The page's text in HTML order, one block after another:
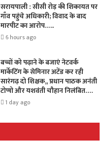
सरायपाली : सीसी रोड़ की शिकायत पर
गाँव पहुंचे अधिकारी; विवाद के बाद
मारपीट का आरोप…..
6 hours ago
बच्चों को पढ़ाने के बजाएं नेटवर्क
मार्केटिंग के सेमिनार अटेंड कर रही
सारंगढ़ दो शिक्षक,, प्रधान पाठक अनंती
टोप्पो और यशवंती चौहान निलंबित….
1 day ago